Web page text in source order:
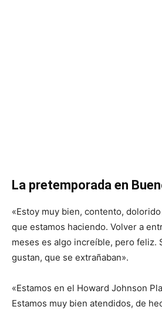
La pretemporada en
«Estoy muy bien, contento,
que estamos haciendo. Volver a
meses es algo increíble, pero feliz.
gustan, que se extrañaban».
«Estamos en el Howard Johnson
Estamos muy bien atendidos, de